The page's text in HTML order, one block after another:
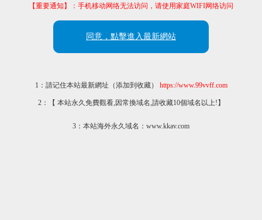
【重要通知】：手机移动网络无法访问，请使用家庭WIFI网络访问
同意，點擊進入最新網站
1：請记住本站最新網址（添加到收藏） https://www.99vvff.com
2：【 本站永久免費觀看,因常換域名,請收藏10個域名以上!】
3：本站海外永久域名：www.kkav.com